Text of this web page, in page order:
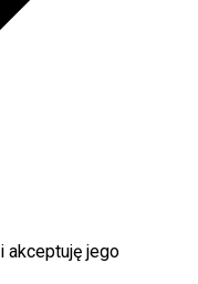
i akceptuję jego